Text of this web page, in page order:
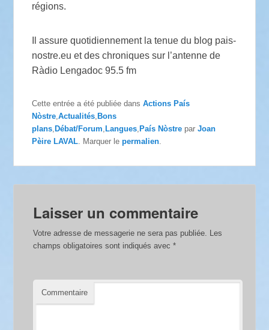
régions.
Il assure quotidiennement la tenue du blog pais-
nostre.eu et des chroniques sur l’antenne de
Ràdio Lengadoc 95.5 fm
Cette entrée a été publiée dansActions País
Nòstre ,Actualités ,Bons
plans ,Débat/Forum ,Langues ,País Nòstre parJoan
Pèire LAVAL . Marquer lepermalien
Laisser un commentaire
Votre adresse de messagerie ne sera pas publiée. Les
champs obligatoires sont indiqués avec*
Commentaire